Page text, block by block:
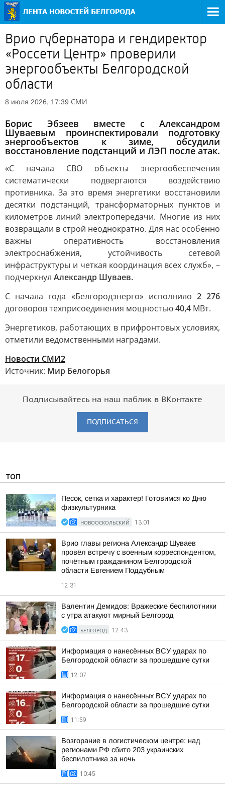
Врио губернатора и гендиректор
«Россети Центр» проверили
энергообъекты Белгородской
области
8 июля 2026, 17:39 СМИ
Борис Эбзеев вместе с Александром
Шуваевым проинспектировали подготовку
энергообъектов к зиме, обсудили
восстановление подстанций и ЛЭП после атак.
«С начала СВО объекты энергообеспечения
систематически подвергаются воздействию
противника. За это время энергетики восстановили
десятки подстанций, трансформаторных пунктов и
километров линий электропередачи. Многие из них
возвращали в строй неоднократно. Для нас особенно
важны оперативность восстановления
электроснабжения, устойчивость сетевой
инфраструктуры и четкая координация всех служб», –
подчеркнул Александр Шуваев.
С начала года «Белгородэнерго» исполнило 2 276
договоров техприсоединения мощностью40,4 МВт.
Энергетиков, работающих в прифронтовых условиях,
отметили ведомственными наградами.
Новости СМИ2
Источник: Мир Белогорья
Подписывайтесь на наш паблик в ВКонтакте
ПОДПИСАТЬСЯ
ТОП
Песок, сетка и характер! Готовимся ко Дню
физкультурника
НОВООСКОЛЬСКИЙ 13:01
Врио главы региона Александр Шуваев
провёл встречу с военным корреспондентом,
почётным гражданином Белгородской
области Евгением Поддубным
12:31
Валентин Демидов: Вражеские беспилотники
с утра атакуют мирный Белгород
БЕЛГОРОД 12:43
Информация о нанесённых ВСУ ударах по
Белгородской области за прошедшие сутки
12:07
Информация о нанесённых ВСУ ударах по
Белгородской области за прошедшие сутки
11:59
Возгорание в логистическом центре: над
регионами РФ сбито 203 украинских
беспилотника за ночь
10:45